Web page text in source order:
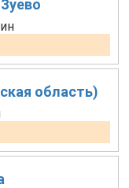
область)